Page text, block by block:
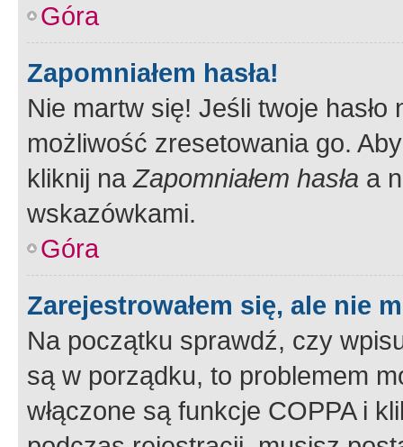
Góra
Zapomniałem hasła!
Nie martw się! Jeśli twoje
możliwość zresetowania go.
kliknij naZapomniałem hasła a
wskazówkami.
Góra
Zarejestrowałem się, ale nie
Na początku sprawdź, czy
są w porządku, to problemem
włączone są funkcje COPPA i